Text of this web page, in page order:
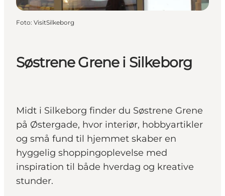
Søstrene Grene i Silkeborg
Midt i Silkeborg finder du Søstrene Grene
på Østergade, hvor interiør, hobbyartikler
og små fund til hjemmet skaber en
hyggelig shoppingoplevelse med
inspiration til både hverdag og kreative
stunder.
Foto: VisitSilkeborg